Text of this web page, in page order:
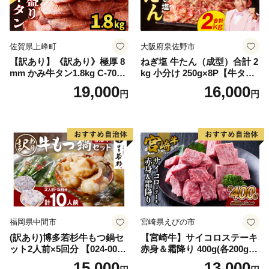
佐賀県上峰町
【訳あり】《訳あり》極厚 8
mm かみ牛タン1.8kg C-709-
19,000円
大阪府泉佐野市
ねぎ塩 牛たん（成型）合計 2
kg 小分け 250g×8P【牛タン
牛肉 焼肉用 薄切り 訳あり サ
16,000円
福岡県中間市
(訳あり)博多若杉牛もつ鍋セ
ット2人前×5回分 【024-002
宮崎県えびの市
【宮崎牛】サイコロステーキ
赤身＆霜降り 400g(各200g×
１P 計2P) 真空パック 冷凍